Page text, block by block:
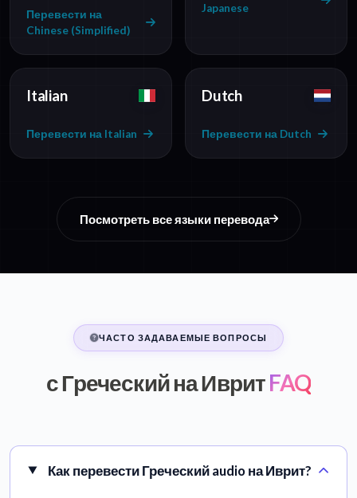
Перевести на
Chinese (Simplified)
Japanese
Italian
Перевести на Italian
Dutch
Перевести на Dutch
Посмотреть все языки перевода
ЧАСТО ЗАДАВАЕМЫЕ ВОПРОСЫ
с Греческий на ИвритFAQ
Как перевести Греческий audio на Иврит?